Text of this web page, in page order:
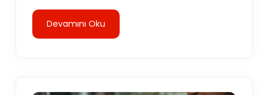
Devamını Oku